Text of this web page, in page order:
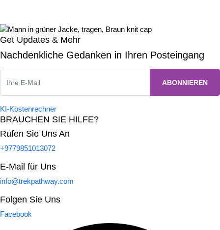
Get Updates & Mehr
Nachdenkliche Gedanken in Ihren Posteingang
KI-Kostenrechner
BRAUCHEN SIE HILFE?
Rufen Sie Uns An
+9779851013072
E-Mail für Uns
info@trekpathway.com
Folgen Sie Uns
Facebook